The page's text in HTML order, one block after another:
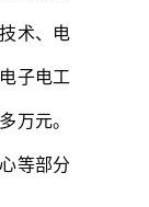
术、电
子电工
万元。
等部分